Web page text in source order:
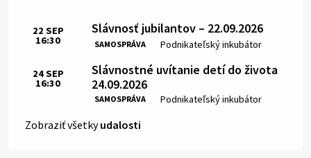
Slávnosť jubilantov – 22.09.2026
SAMOSPRÁVA Miesto:
Podnikateľský inkubátor
Čas:
22 SEP
16:30
Slávnostné uvítanie detí do života
24.09.2026
SAMOSPRÁVA Miesto:
Podnikateľský inkubátor
Čas:
24SEP
16:30
Zobraziť všetkyudalosti